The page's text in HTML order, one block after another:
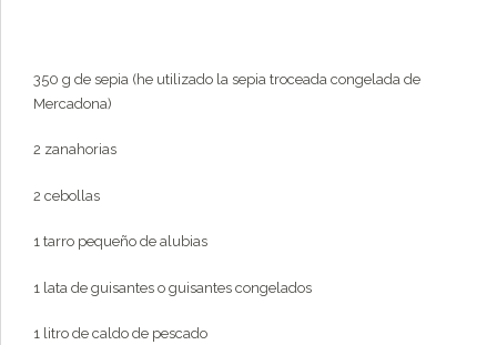
350 g de sepia (he utilizado la sepia troceada congelada de
Mercadona)
2 zanahorias
2 cebollas
1 tarro pequeño de alubias
1 lata de guisantes o guisantes congelados
1 litro de caldo de pescado